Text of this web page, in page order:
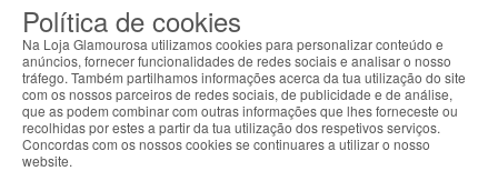
8.21 - Iri10.36€
Política de cookies
Na Loja Glamourosa utilizamos cookies para personalizar conteúdo e
anúncios, fornecer funcionalidades de redes sociais e analisar o nosso
tráfego. Também partilhamos informações acerca da tua utilização do site
com os nossos parceiros de redes sociais, de publicidade e de análise,
que as podem combinar com outras informações que lhes forneceste ou
recolhidas por estes a partir da tua utilização dos respetivos serviços.
Concordas com os nossos cookies se continuares a utilizar o nosso
website.